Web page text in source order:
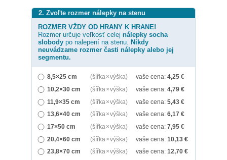
2. Zvoľte rozmer nálepky na stenu
ROZMER VŽDY OD HRANY K HRANE!
Rozmer určuje veľkosť celej nálepky socha
slobody po nalepení na stenu. Nikdy
neuvádzame rozmer časti nálepky alebo jej
segmentu.
8,5×25 cm (šířka × výška) vaše cena: 4,25 €
10,2×30 cm
(šířka × výška) vaše cena: 4,79 €
11,9×35 cm
(šířka × výška) vaše cena: 5,43 €
13,6×40 cm
(šířka × výška) vaše cena: 6,17 €
17×50 cm
(šířka × výška) vaše cena: 7,95 €
20,4×60 cm
(šířka × výška) vaše cena: 10,13 €
23,8×70 cm
(šířka × výška) vaše cena: 12,70 €